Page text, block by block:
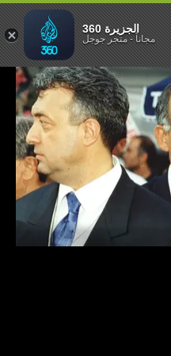
القمةالجزيرة 360
مجاناً-متجر جوجل